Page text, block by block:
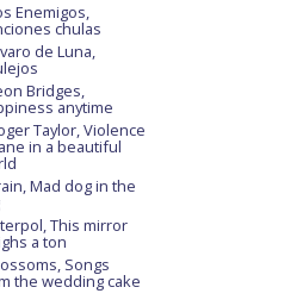
Enemigos,
chulas
de Luna,
Bridges,
anytime
Taylor, Violence
in a beautiful
Mad dog in the
This mirror
a ton
Songs
the wedding cake